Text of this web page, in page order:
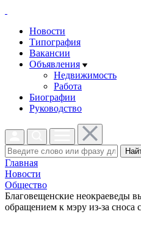
Новости
Типография
Вакансии
Объявления
Недвижимость
Работа
Биографии
Руководство
Главная
Новости
Общество
Благовещенские неокраеведы
обращением к мэру из-за сноса